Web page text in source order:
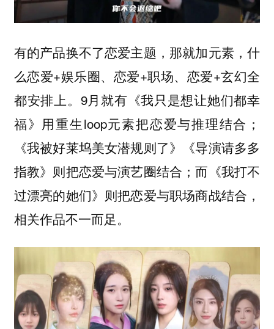
有的产品换不了恋爱主题，那就加元素，什
么恋爱+娱乐圈、恋爱+职场、恋爱+玄幻全
都安排上。9月就有《我只是想让她们都幸
福》用重生loop元素把恋爱与推理结合；
《我被好莱坞美女潜规则了》《导演请多多
指教》则把恋爱与演艺圈结合；而《我打不
过漂亮的她们》则把恋爱与职场商战结合，
相关作品不一而足。